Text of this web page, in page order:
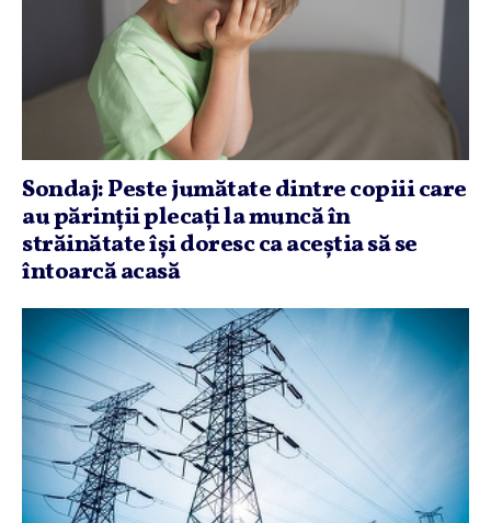
Sondaj: Peste jumătate dintre copiii care
au părinţii plecaţi la muncă în
străinătate îşi doresc ca aceştia să se
întoarcă acasă